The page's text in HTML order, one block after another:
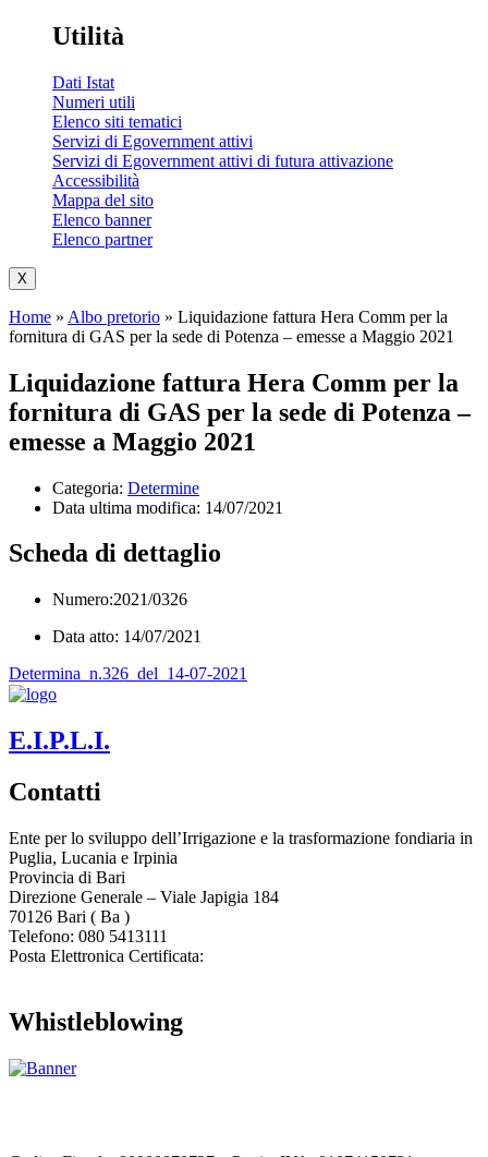
Utilità
Dati Istat
Numeri utili
Elenco siti tematici
Servizi di Egovernment attivi
Servizi di Egovernment attivi di futura attivazione
Accessibilità
Mappa del sito
Elenco banner
Elenco partner
X
Home » Albo pretorio » Liquidazione fattura Hera Comm per la
fornitura di GAS per la sede di Potenza – emesse a Maggio 2021
Liquidazione fattura Hera Comm per la
fornitura di GAS per la sede di Potenza –
emesse a Maggio 2021
Categoria: Determine
Data ultima modifica: 14/07/2021
Scheda di dettaglio
Numero:2021/0326
Data atto: 14/07/2021
Determina_n.326_del_14-07-2021
E.I.P.L.I.
Contatti
Ente per lo sviluppo dell’Irrigazione e la trasformazione fondiaria in
Puglia, Lucania e Irpinia
Provincia di Bari
Direzione Generale – Viale Japigia 184
70126 Bari ( Ba )
Telefono: 080 5413111
Posta Elettronica Certificata:
Whistleblowing